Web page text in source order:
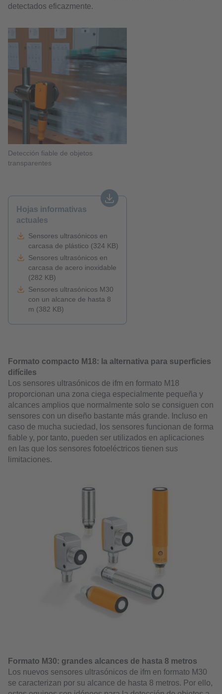
detectados eficazmente.
Detección fiable de objetos
transparentes
Hojas informativas
actuales
Sensores ultrasónicos en
carcasa de plástico (324 KB)
Sensores ultrasónicos en
carcasa de acero inoxidable
(282 KB)
Sensores ultrasónicos M30
con un alcance de hasta 8
m (382 KB)
Formato compacto M18: la alternativa para superficies
difíciles
Los sensores ultrasónicos de ifm en formato M18
proporcionan una zona ciega especialmente pequeña y
alcances amplios que normalmente solo se consiguen con
sensores con un diseño bastante más grande. Incluso en
caso de mucha suciedad, los sensores funcionan de forma
fiable y, por tanto, pueden ser utilizados en aplicaciones
en las que los sensores fotoeléctricos tienen sus
limitaciones.
Formato M30: grandes alcances de hasta 8 metros
Los nuevos sensores ultrasónicos de ifm en formato M30
se caracterizan por su alcance de hasta 8 metros. Por ello,